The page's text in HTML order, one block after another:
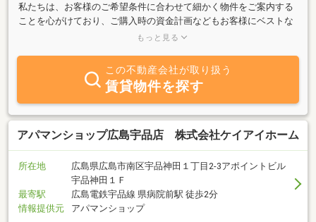
私たちは、お客様のご希望条件に合わせて細かく物件をご案内する
ことを心がけており、ご購入時の資金計画などもお客様にベストな
ご提案をさせて頂きます。不動産売却についても、ご希望に合わせ
もっと見る
この不動産会社が取り扱う
賃貸物件を探す
アパマンショップ広島宇品店 株式会社ケイアイホーム
所在地
広島県広島市南区宇品神田１丁目2-3アポイントビル
宇品神田１Ｆ
最寄駅
広島電鉄宇品線 県病院前駅 徒歩2分
情報提供元
アパマンショップ